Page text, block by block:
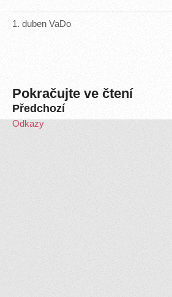
1. duben VaDo
Pokračujte ve čtení
Předchozí
Odkazy